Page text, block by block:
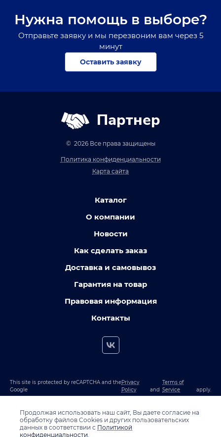
Нужна помощь в выборе?
Отправьте заявку и мы перезвоним вам через 5
минут
Оставить заявку
Партнер
© 2026 Все права защищены
Политика конфиденциальности
Карта сайта
Каталог
О компании
Новости
Как сделать заказ
Доставка и самовывоз
Гарантия на товар
Правовая информация
Контакты
This site is protected by reCAPTCHA and the
Google
Privacy
Policy
and
Terms of
Service
apply.
Продолжая использовать наш сайт, Вы даете согласие на
обработку файлов Cookies и других пользовательских
данных в соответствии с Политикой
конфиденциальности.